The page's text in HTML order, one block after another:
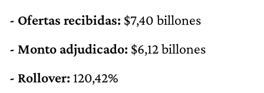
- Ofertas recibidas: $7,40 billones
- Monto adjudicado: $6,12 billones
- Rollover: 120,42%